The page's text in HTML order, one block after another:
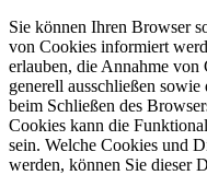
Sie können Ihren Browser
von Cookies informiert
erlauben, die Annahme von
generell ausschließen sowie
beim Schließen des
Cookies kann die
sein. Welche Cookies und
werden, können Sie dieser